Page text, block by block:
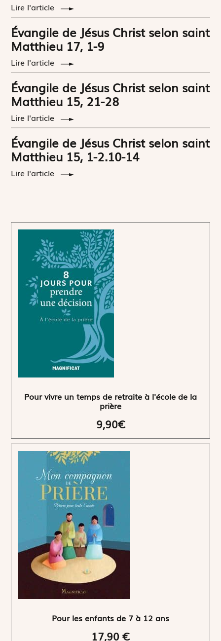
Lire l'article
Évangile de Jésus Christ selon saint
Matthieu 17, 1-9
Lire l'article
Évangile de Jésus Christ selon saint
Matthieu 15, 21-28
Lire l'article
Évangile de Jésus Christ selon saint
Matthieu 15, 1-2.10-14
Lire l'article
Pour vivre un temps de retraite à l'école de la
prière
9,90€
Pour les enfants de 7 à 12 ans
17,90 €